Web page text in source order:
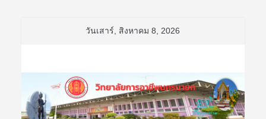
วันเสาร์, สิงหาคม 8, 2026